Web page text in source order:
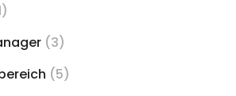
(3)
(5)